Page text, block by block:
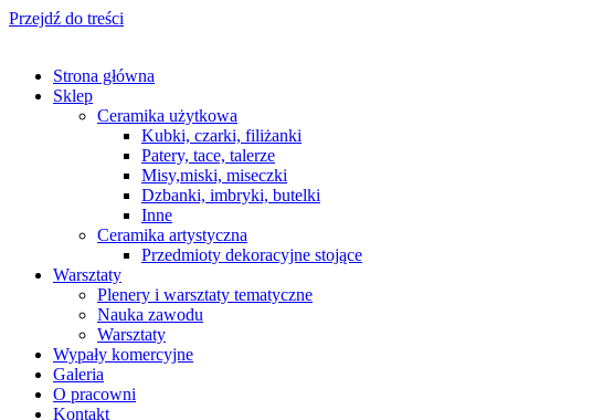
Przejdź do treści
Strona główna
Sklep
Ceramika użytkowa
Kubki, czarki, filiżanki
Patery, tace, talerze
Misy,miski, miseczki
Dzbanki, imbryki, butelki
Inne
Ceramika artystyczna
Przedmioty dekoracyjne stojące
Warsztaty
Plenery i warsztaty tematyczne
Nauka zawodu
Warsztaty
Wypały komercyjne
Galeria
O pracowni
Kontakt